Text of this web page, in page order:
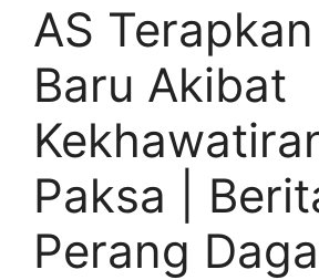
AS
Baru Akibat
Paksa |
Perang